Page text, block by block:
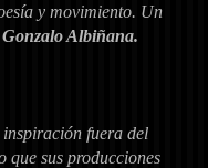
y movimiento. Un
Albiñana.
inspiración fuera del
sus producciones